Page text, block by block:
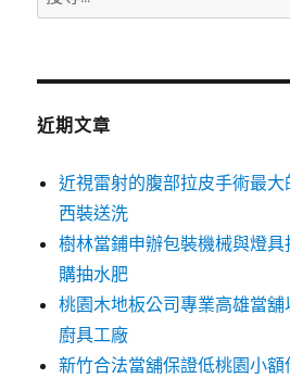
尋
鍵
近期文章
近視雷射的腹部拉皮手術最
西裝送洗
樹林當鋪申辦包裝機械與燈
購抽水肥
桃園木地板公司專業高雄當
廚具工廠
新竹合法當舖保證低桃園小